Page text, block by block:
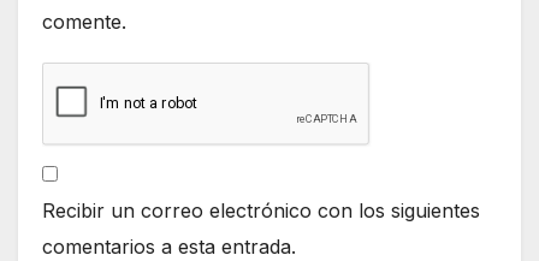
comente.
Recibir un correo electrónico con los siguientes
comentarios a esta entrada.